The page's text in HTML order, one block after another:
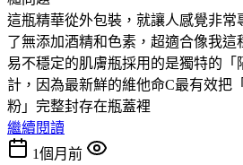
這瓶精華從外包裝，就讓人感覺非常
了無添加酒精和色素，超適合像我
易不穩定的肌膚瓶採用的是獨特的「
計，因為最新鮮的維他命C最有效把
粉」完整封存在瓶蓋裡
繼續閱讀
1個月前